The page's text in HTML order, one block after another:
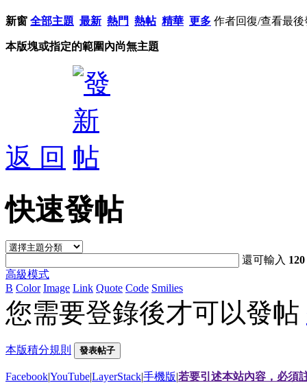
新窗 全部主題 最新 熱門 熱帖 精華 更多 作者回復/查看最後
本版塊或指定的範圍內尚無主題
返 回
快速發帖
還可輸入 120
高級模式
B Color Image Link Quote Code Smilies
您需要登錄後才可以發帖
本版積分規則 發表帖子
Facebook|YouTube|LayerStack|手機版|若要引述本站內容，必須